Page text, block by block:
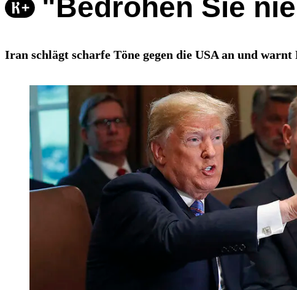
"Bedrohen Sie
Iran schlägt scharfe Töne gegen die USA an und